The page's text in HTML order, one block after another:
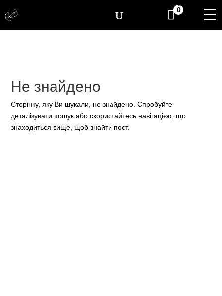
0
Не знайдено
Сторінку, яку Ви шукали, не знайдено. Спробуйте
деталізувати пошук або скористайтесь навігацією, що
знаходиться вище, щоб знайти пост.